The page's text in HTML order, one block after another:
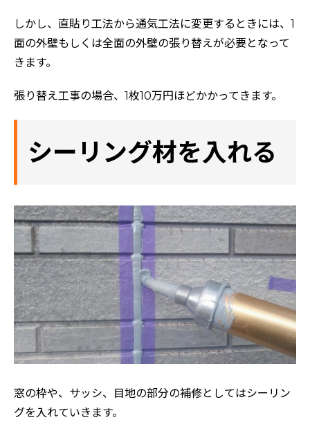
しかし、直貼り工法から通気工法に変更するときには、1
面の外壁もしくは全面の外壁の張り替えが必要となって
きます。
張り替え工事の場合、1枚10万円ほどかかってきます。
シーリング材を入れる
窓の枠や、サッシ、目地の部分の補修としてはシーリン
グを入れていきます。